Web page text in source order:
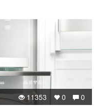
0
0
11353